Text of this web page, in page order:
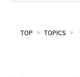
TOP > TOPICS >